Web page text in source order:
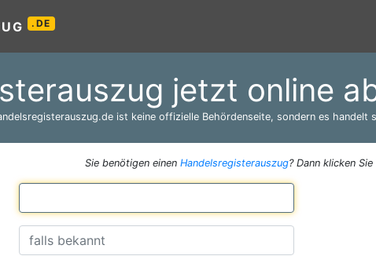
.DE
jetzt online
ist keine offizielle Behördenseite, sondern es handelt
Sie benötigen einen Handelsregisterauszug? Dann klicken Sie